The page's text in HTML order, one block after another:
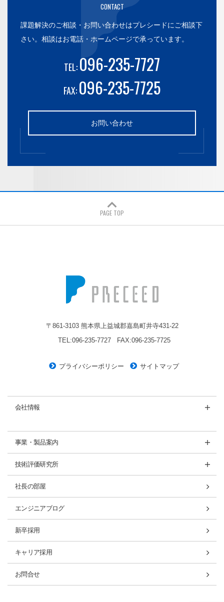
CONTACT
課題解決のご相談・お問い合わせはプレシードにご相談下
さい。 相談はお電話・ホームページで承っています。
TEL:096-235-7727
FAX:096-235-7725
お問い合わせ
PAGE TOP
〒861-3103 熊本県上益城郡嘉島町井寺431-22
TEL:096-235-7727
FAX:096-235-7725
プライバシーポリシー サイトマップ
会社情報
事業・製品案内
技術評価研究所
社長の部屋
エンジニアブログ
新卒採用
キャリア採用
お問合せ